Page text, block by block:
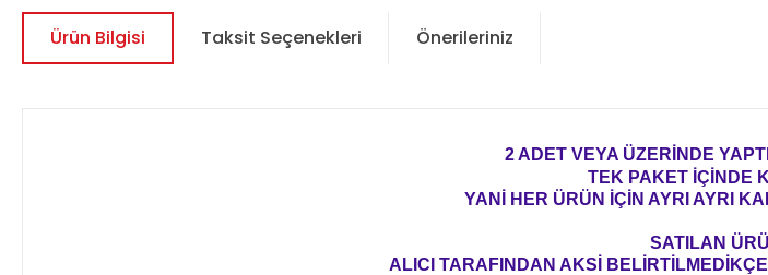
Ürün Bilgisi Taksit Seçenekleri Önerileriniz
2 ADET VEYA ÜZERİNDE
TEK PAKET İÇİNDE
YANİ HER ÜRÜN İÇİN AYRI AYRI
SATILAN
ALICI TARAFINDAN AKSİ